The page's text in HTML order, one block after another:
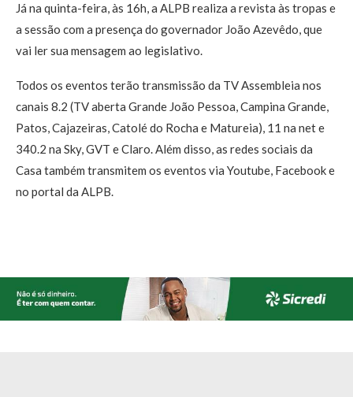
Já na quinta-feira, às 16h, a ALPB realiza a revista às tropas e
a sessão com a presença do governador João Azevêdo, que
vai ler sua mensagem ao legislativo.
Todos os eventos terão transmissão da TV Assembleia nos
canais 8.2 (TV aberta Grande João Pessoa, Campina Grande,
Patos, Cajazeiras, Catolé do Rocha e Matureia), 11 na net e
340.2 na Sky, GVT e Claro. Além disso, as redes sociais da
Casa também transmitem os eventos via Youtube, Facebook e
no portal da ALPB.